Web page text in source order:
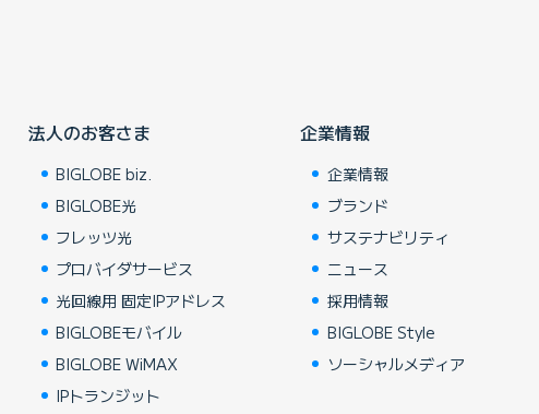
法人のお客さま
BIGLOBE biz.
BIGLOBE光
フレッツ光
プロバイダサービス
光回線用 固定IPアドレス
BIGLOBEモバイル
BIGLOBE WiMAX
IPトランジット
企業情報
企業情報
ブランド
サステナビリティ
ニュース
採用情報
BIGLOBE Style
ソーシャルメディア